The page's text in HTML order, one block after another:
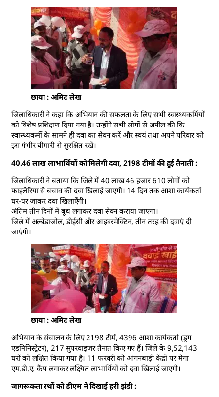
छाया : अमिट लेख
जिलाधिकारी ने कहा कि अभियान की सफलता के लिए सभी स्वास्थ्यकर्मियों
को विशेष प्रशिक्षण दिया गया है। उन्होंने सभी लोगों से अपील की कि
स्वास्थ्यकर्मी के सामने ही दवा का सेवन करें और स्वयं तथा अपने परिवार को
इस गंभीर बीमारी से सुरक्षित रखें।
40.46 लाख लाभार्थियों को मिलेगी दवा, 2198 टीमों की हुई तैनाती :
जिलाधिकारी ने बताया कि जिले में 40 लाख 46 हजार 610 लोगों को
फाइलेरिया से बचाव की दवा खिलाई जाएगी। 14 दिन तक आशा कार्यकर्ता
घर-घर जाकर दवा खिलाएँगी।
अंतिम तीन दिनों में बूथ लगाकर दवा सेवन कराया जाएगा।
जिले में अल्बेंडाजोल, डीईसी और आइवरमेक्टिन, तीन तरह की दवाएं दी
जाएंगी।
छाया : अमिट लेख
अभियान के संचालन के लिए 2198 टीमें, 4396 आशा कार्यकर्ता (ड्रग
एडमिनिस्ट्रेटर), 217 सुपरवाइजर तैनात किए गए हैं। जिले के 9,52,143
घरों को लक्षित किया गया है। 11 फरवरी को आंगनबाड़ी केंद्रों पर मेगा
एम.डी.ए. कैंप लगाकर लक्ष्यित लाभार्थियों को दवा खिलाई जाएगी।
जागरूकता रथों को डीएम ने दिखाई हरी झंडी :